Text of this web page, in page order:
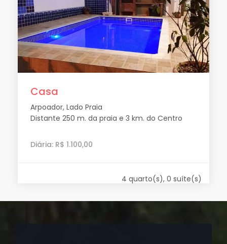
Casa
Arpoador, Lado Praia
Distante 250 m. da praia e 3 km. do Centro
Diária: R$ 1.100,00
4 quarto(s), 0 suíte(s)